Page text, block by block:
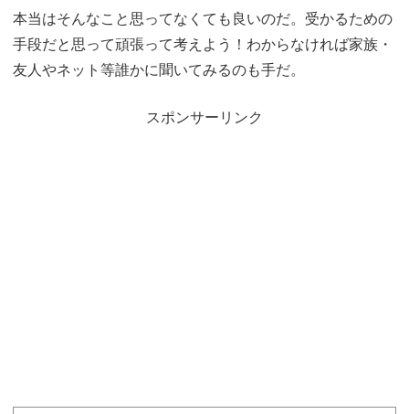
本当はそんなこと思ってなくても良いのだ。受かるための
手段だと思って頑張って考えよう！わからなければ家族・
友人やネット等誰かに聞いてみるのも手だ。
スポンサーリンク